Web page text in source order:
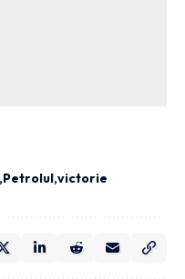
Petrolul victorie